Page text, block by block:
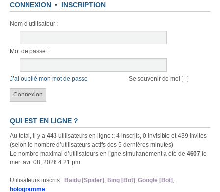
CONNEXION • INSCRIPTION
Nom d’utilisateur :
Mot de passe :
J’ai oublié mon mot de passe Se souvenir de moi
QUI EST EN LIGNE ?
Au total, il y a 443 utilisateurs en ligne :: 4 inscrits, 0 invisible et 439 invités
(selon le nombre d’utilisateurs actifs des 5 dernières minutes)
Le nombre maximal d’utilisateurs en ligne simultanément a été de 4607 le
mer. avr. 08, 2026 4:21 pm
Utilisateurs inscrits : Baidu [Spider], Bing [Bot], Google [Bot],
hologramme